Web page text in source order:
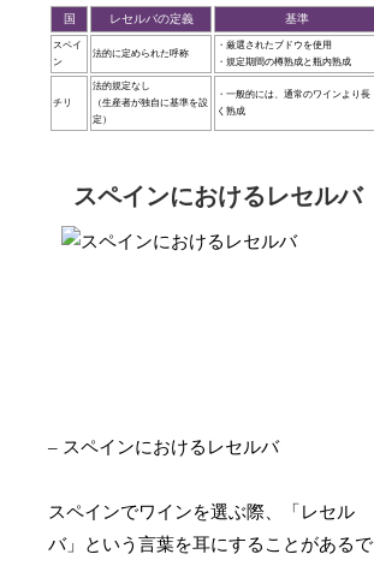
国 レセルバの定義 基準
スペイ
ン
法的に定められた呼称
・厳選されたブドウを使用
・規定期間の樽熟成と瓶内熟成
チリ
法的規定なし
（生産者が独自に基準を設
定）
・一般的には、通常のワインより長
く熟成
スペインにおけるレセルバ
– スペインにおけるレセルバ
スペインでワインを選ぶ際、「レセル
バ」という言葉を耳にすることがあるで